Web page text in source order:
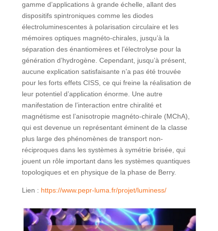
gamme d’applications à grande échelle, allant des
dispositifs spintroniques comme les diodes
électroluminescentes à polarisation circulaire et les
mémoires optiques magnéto-chirales, jusqu’à la
séparation des énantiomères et l’électrolyse pour la
génération d’hydrogène. Cependant, jusqu’à présent,
aucune explication satisfaisante n’a pas été trouvée
pour les forts effets CISS, ce qui freine la réalisation de
leur potentiel d’application énorme. Une autre
manifestation de l’interaction entre chiralité et
magnétisme est l’anisotropie magnéto-chirale (MChA),
qui est devenue un représentant éminent de la classe
plus large des phénomènes de transport non-
réciproques dans les systèmes à symétrie brisée, qui
jouent un rôle important dans les systèmes quantiques
topologiques et en physique de la phase de Berry.
Lien : https://www.pepr-luma.fr/projet/luminess/